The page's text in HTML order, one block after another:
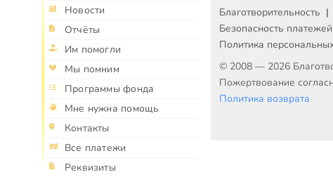
Новости
Отчёты
Им помогли
Мы помним
Программы фонда
Мне нужна помощь
Контакты
Все платежи
Реквизиты
Благотворительность |
Безопасность платежей
Политика
© 2008 — 2026
Пожертвование
Политика возврата